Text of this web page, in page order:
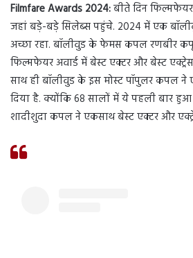
Filmfare Awards 2024:बीते दिन
जहां बड़े-बड़े सिलेब्स पहुंचे. 2024 में एक
अच्छा रहा. बॉलीवुड के फेमस कपल रणबीर
फिल्मफेयर अवार्ड में बेस्ट एक्टर और बेस्ट
साथ ही बॉलीवुड के इस मोस्ट पॉपुलर कपल ने
दिया है. क्योंकि 68 सालों में ये पहली बार हुआ
शादीशुदा कपल ने एकसाथ बेस्ट एक्टर और